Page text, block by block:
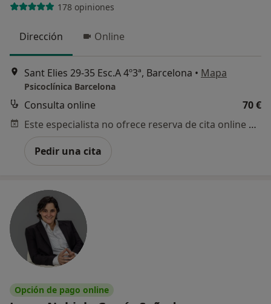
178 opiniones
Dirección Online
Sant Elies 29-35 Esc.A 4º3ª, Barcelona • Mapa
Psicoclínica Barcelona
Consulta online
70 €
Este especialista no ofrece reserva de cita online en esta dirección.
Pedir una cita
Opción de pago online